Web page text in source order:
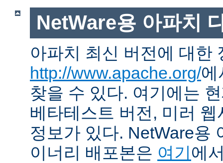
NetWare용 아파치
아파치 최신 버전에 대한
http://www.apache.org/에
찾을 수 있다. 여기에는
베타테스트 버전, 미러
정보가 있다. NetWare용
이너리 배포본은 여기에